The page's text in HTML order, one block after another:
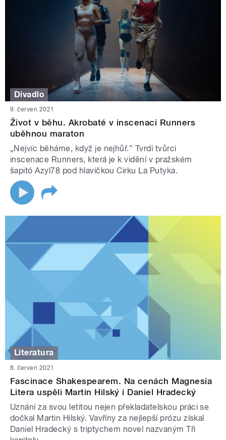
Divadlo
9. červen 2021
Život v běhu. Akrobaté v inscenaci Runners
uběhnou maraton
„Nejvíc běháme, když je nejhůř.” Tvrdí tvůrci
inscenace Runners, která je k vidění v pražském
šapitó Azyl78 pod hlavičkou Cirku La Putyka.
Literatura
8. červen 2021
Fascinace Shakespearem. Na cenách Magnesia
Litera uspěli Martin Hilský i Daniel Hradecký
Uznání za svou letitou nejen překladatelskou práci se
dočkal Martin Hilský. Vavříny za nejlepší prózu získal
Daniel Hradecký s triptychem novel nazvaným Tři